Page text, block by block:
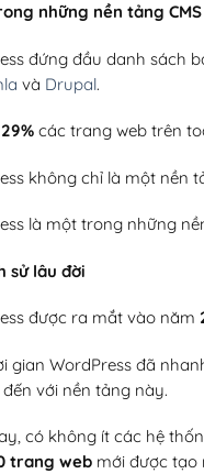
những nền tảng
đứng đầu danh sách
và Drupal.
29%các trang web trên
không chỉ là một nền
là một trong những
sử lâu đời
được ra mắt vào năm
gian WordPress đã
với nền tảng này.
có không ít các hệ
trang webmới được tạo